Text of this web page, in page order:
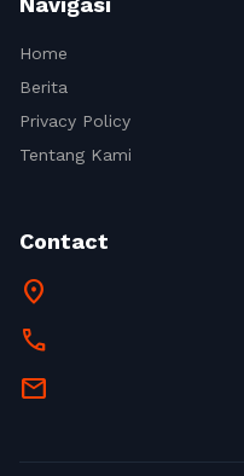
Home
Berita
Privacy Policy
Tentang Kami
Contact
location_on
call
mail